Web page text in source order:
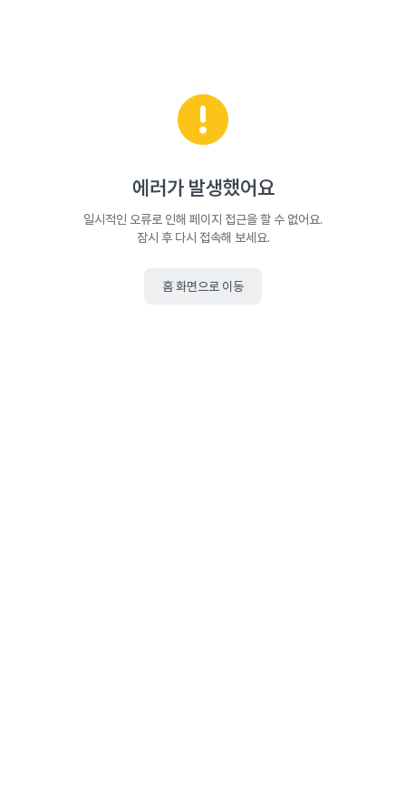
에러가 발생했어요
일시적인 오류로 인해 페이지 접근을 할 수 없어요.
잠시 후 다시 접속해 보세요.
홈 화면으로 이동